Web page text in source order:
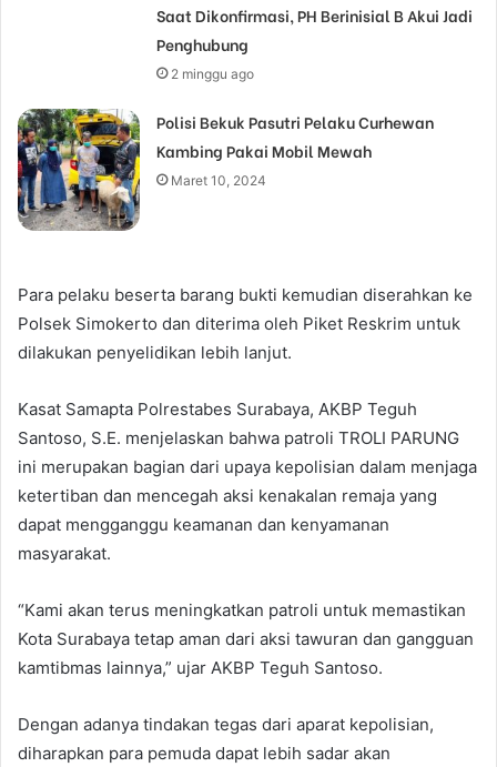
Saat Dikonfirmasi, PH Berinisial B Akui Jadi
Penghubung
2 minggu ago
Polisi Bekuk Pasutri Pelaku Curhewan
Kambing Pakai Mobil Mewah
Maret 10, 2024
Para pelaku beserta barang bukti kemudian diserahkan ke
Polsek Simokerto dan diterima oleh Piket Reskrim untuk
dilakukan penyelidikan lebih lanjut.
Kasat Samapta Polrestabes Surabaya, AKBP Teguh
Santoso, S.E. menjelaskan bahwa patroli TROLI PARUNG
ini merupakan bagian dari upaya kepolisian dalam menjaga
ketertiban dan mencegah aksi kenakalan remaja yang
dapat mengganggu keamanan dan kenyamanan
masyarakat.
“Kami akan terus meningkatkan patroli untuk memastikan
Kota Surabaya tetap aman dari aksi tawuran dan gangguan
kamtibmas lainnya,” ujar AKBP Teguh Santoso.
Dengan adanya tindakan tegas dari aparat kepolisian,
diharapkan para pemuda dapat lebih sadar akan